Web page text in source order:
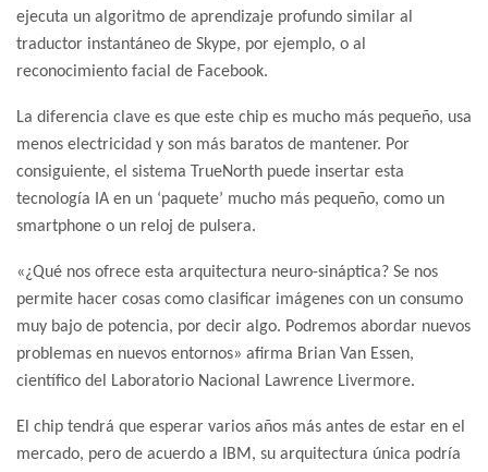
ejecuta un algoritmo de aprendizaje profundo similar al
traductor instantáneo de Skype, por ejemplo, o al
reconocimiento facial de Facebook.
La diferencia clave es que este chip es mucho más pequeño, usa
menos electricidad y son más baratos de mantener. Por
consiguiente, el sistema TrueNorth puede insertar esta
tecnología IA en un ‘paquete’ mucho más pequeño, como un
smartphone o un reloj de pulsera.
«¿Qué nos ofrece esta arquitectura neuro-sináptica? Se nos
permite hacer cosas como clasificar imágenes con un consumo
muy bajo de potencia, por decir algo. Podremos abordar nuevos
problemas en nuevos entornos» afirma Brian Van Essen,
científico del Laboratorio Nacional Lawrence Livermore.
El chip tendrá que esperar varios años más antes de estar en el
mercado, pero de acuerdo a IBM, su arquitectura única podría